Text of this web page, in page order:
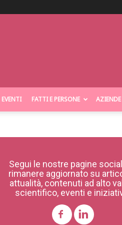
EVENTI FATTI E PERSONE AZIENDE
Segui le nostre pagine
rimanere aggiornato su
attualità, contenuti ad alto
scientifico, eventi e